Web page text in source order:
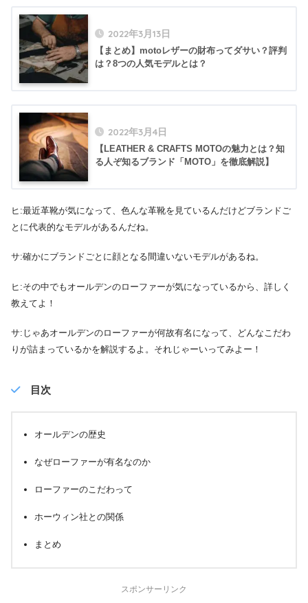
2022年3月13日
【まとめ】motoレザーの財布ってダサい？評判
は？8つの人気モデルとは？
2022年3月4日
【LEATHER & CRAFTS MOTOの魅力とは？知
る人ぞ知るブランド「MOTO」を徹底解説】
ヒ:最近革靴が気になって、色んな革靴を見ているんだけどブランドご
とに代表的なモデルがあるんだね。
サ:確かにブランドごとに顔となる間違いないモデルがあるね。
ヒ:その中でもオールデンのローファーが気になっているから、詳しく
教えてよ！
サ:じゃあオールデンのローファーが何故有名になって、どんなこだわ
りが詰まっているかを解説するよ。それじゃーいってみよー！
目次
オールデンの歴史
なぜローファーが有名なのか
ローファーのこだわって
ホーウィン社との関係
まとめ
スポンサーリンク